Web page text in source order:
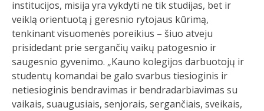
institucijos, misija yra vykdyti ne tik studijas, bet ir
veiklą orientuotą į geresnio rytojaus kūrimą,
tenkinant visuomenės poreikius – šiuo atveju
prisidedant prie sergančių vaikų patogesnio ir
saugesnio gyvenimo. „Kauno kolegijos darbuotojų ir
studentų komandai be galo svarbus tiesioginis ir
netiesioginis bendravimas ir bendradarbiavimas su
vaikais, suaugusiais, senjorais, sergančiais, sveikais,